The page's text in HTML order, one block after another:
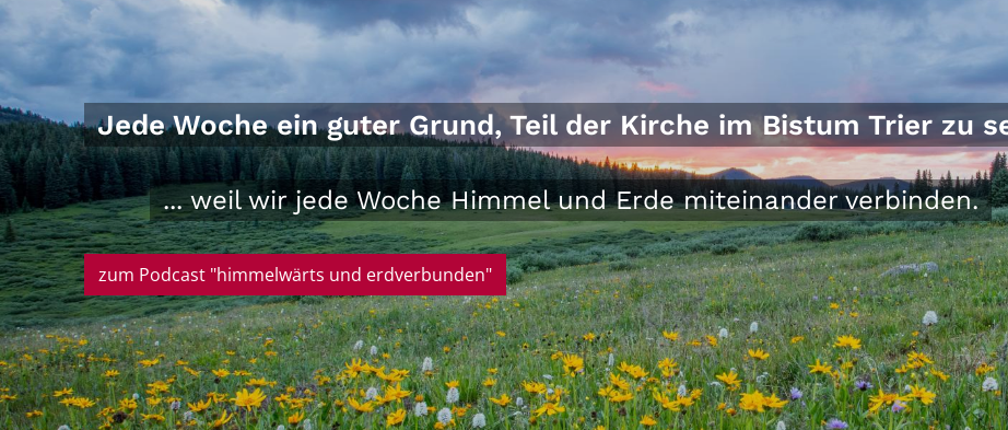
Jede Woche ein guter Grund, Teil der Kirche im Bistum Trier zu
... weil wir jede Woche Himmel und Erde miteinander verbinden.
zum Podcast "himmelwärts und erdverbunden"